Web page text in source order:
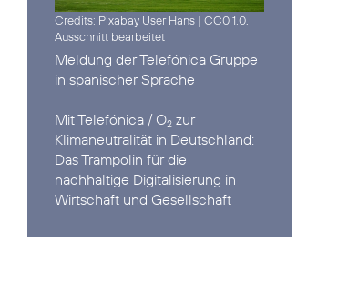
Credits: Pixabay User Hans | CC0 1.0,
Ausschnitt bearbeitet
Meldung der Telefónica Gruppe
in spanischer Sprache
Mit Telefónica / O2 zur
Klimaneutralität in Deutschland:
Das Trampolin für die
nachhaltige Digitalisierung in
Wirtschaft und Gesellschaft